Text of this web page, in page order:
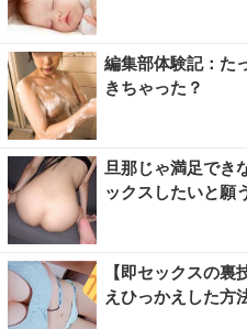
編集部体験記：た
きちゃった？
旦那じゃ満足でき
ックスしたいと願
【即セックスの
えひっかえした方